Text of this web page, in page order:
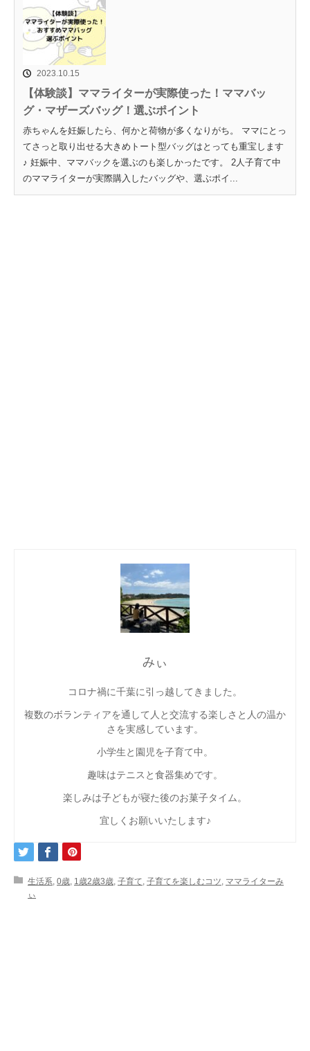
2023.10.15
【体験談】ママライターが実際使った！ママバッ
グ・マザーズバッグ！選ぶポイント
赤ちゃんを妊娠したら、何かと荷物が多くなりがち。 ママにとっ
てさっと取り出せる大きめトート型バッグはとっても重宝します
♪ 妊娠中、ママバックを選ぶのも楽しかったです。 2人子育て中
のママライターが実際購入したバッグや、選ぶポイ...
みぃ
コロナ禍に千葉に引っ越してきました。
複数のボランティアを通して人と交流する楽しさと人の温か
さを実感しています。
小学生と園児を子育て中。
趣味はテニスと食器集めです。
楽しみは子どもが寝た後のお菓子タイム。
宜しくお願いいたします♪
生活系, 0歳, 1歳2歳3歳, 子育て, 子育てを楽しむコツ, ママライターみ
ぃ